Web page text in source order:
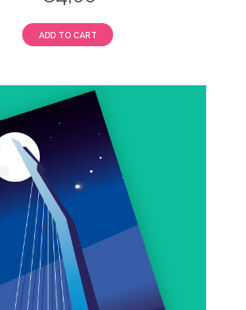
ADD TO CART